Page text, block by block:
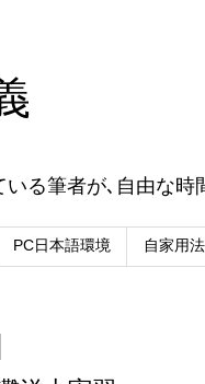
る筆者が､自由な
PC日本語環境 自家用